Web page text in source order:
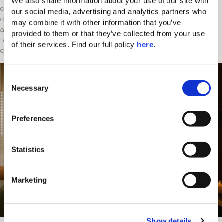
our social media, advertising and analytics partners who
may combine it with other information that you’ve
provided to them or that they’ve collected from your use
of their services. Find our full policy here.
o
e
l
Necessary
Preferences
Statistics
Marketing
coucher du soleil et ne manquez pas de vous
déhancher à la mi-journée lors d’une soirée
animée par un DJ au bord de la piscine. Avec
tellement de choses en réserve, vos soirées
en plein air seront spectaculaires !